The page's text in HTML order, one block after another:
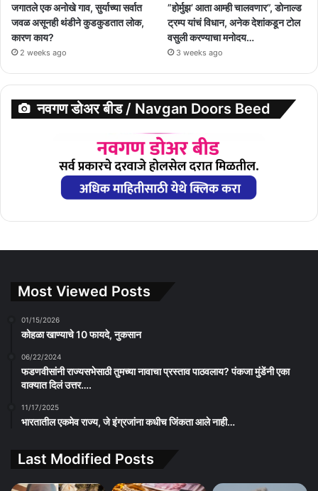
जगातले एक अनोखे गाव, सुर्याच्या सर्वात
जवळ असूनही थंडीने कुडकुडतात लोक,
कारण काय?
2 weeks ago
”होर्मुझ’ आता आम्ही चालवणार”, डोनाल्ड
ट्रम्प यांचं विधान, अनेक देशांकडून टोल
वसुली करण्याचा मनोदय…
3 weeks ago
नवगण डोअर बीड / Navgan Doors Beed
Most Viewed Posts
01/15/2026
कोहळा खाण्याचे 10 फायदे, नुकसान
06/22/2024
फडणवीसांनी राज्यसभेसाठी तुमच्या नावाचा प्रस्ताव पाठवलाय? पंकजा मुंडेंनी एका
वाक्यात दिलं उत्तर….
11/17/2025
भारतातील एकमेव राज्य, जे इंग्रजांना कधीच जिंकता आले नाही…
Last Modified Posts